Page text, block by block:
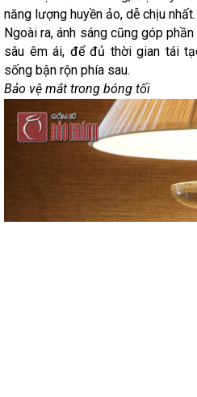
năng lượng huyền ảo, dễ chịu nhất.
Ngoài ra, ánh sáng cũng góp
sâu êm ái, để đủ thời gian tái
sống bận rộn phía sau.
Bảo vệ mắt trong bóng tối